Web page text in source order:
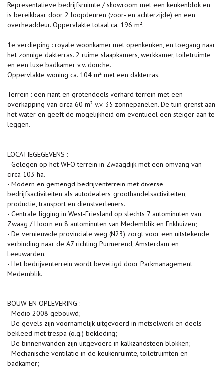
Representatieve bedrijfsruimte / showroom met een keukenblok en
is bereikbaar door 2 loopdeuren (voor- en achterzijde) en een
overheaddeur. Oppervlakte totaal ca. 196 m².
1e verdieping : royale woonkamer met openkeuken, en toegang naar
het zonnige dakterras. 2 ruime slaapkamers, werkkamer, toiletruimte
en een luxe badkamer v.v. douche.
Oppervlakte woning ca. 104 m² met een dakterras.
Terrein : een riant en grotendeels verhard terrein met een
overkapping van circa 60 m² v.v. 35 zonnepanelen. De tuin grenst aan
het water en geeft de mogelijkheid om eventueel een steiger aan te
leggen.
LOCATIEGEGEVENS :
- Gelegen op het WFO terrein in Zwaagdijk met een omvang van
circa 103 ha.
- Modern en gemengd bedrijventerrein met diverse
bedrijfsactiviteiten als autodealers, groothandelsactiviteiten,
productie, transport en dienstverleners.
- Centrale ligging in West-Friesland op slechts 7 autominuten van
Zwaag / Hoorn en 8 autominuten van Medemblik en Enkhuizen;
- De vernieuwde provinciale weg (N23) zorgt voor een uitstekende
verbinding naar de A7 richting Purmerend, Amsterdam en
Leeuwarden.
- Het bedrijventerrein wordt beveiligd door Parkmanagement
Medemblik.
BOUW EN OPLEVERING :
- Medio 2008 gebouwd;
- De gevels zijn voornamelijk uitgevoerd in metselwerk en deels
bekleed met trespa (o.g.) bekleding;
- De binnenwanden zijn uitgevoerd in kalkzandsteen blokken;
- Mechanische ventilatie in de keukenruimte, toiletruimten en
badkamer;